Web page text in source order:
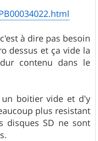
à dire pas besoin
dessus et ça vide la
contenu dans le
un boitier vide et d'y
plus resistant
disques SD ne sont